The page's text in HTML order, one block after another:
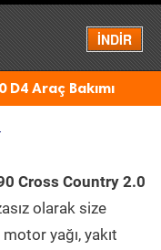
İNDİR
Menü
Araç Bakımı
Cross Country 2.0
olarak size
yağı, yakıt